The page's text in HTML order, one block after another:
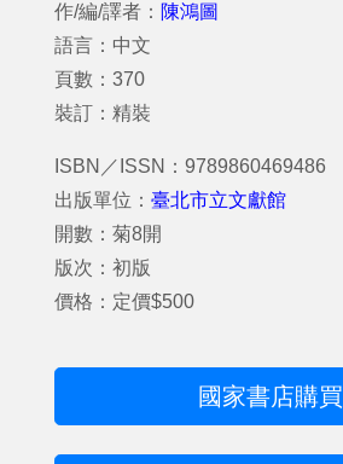
作/編/譯者： 陳鴻圖
語言：中文
頁數：370
裝訂：精裝
ISBN／ISSN：9789860469486
出版單位： 臺北市立文獻館
開數：菊8開
版次：初版
價格：定價$500
國家書店購買